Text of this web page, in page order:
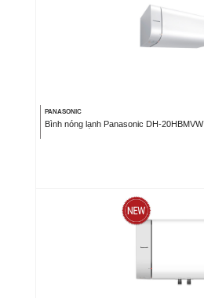
PANASONIC
Bình nóng lạnh Panasonic DH-20HBMVW